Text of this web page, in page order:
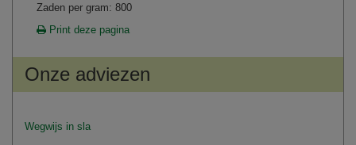
Zaden per gram: 800
Print deze pagina
Onze adviezen
Wegwijs in sla